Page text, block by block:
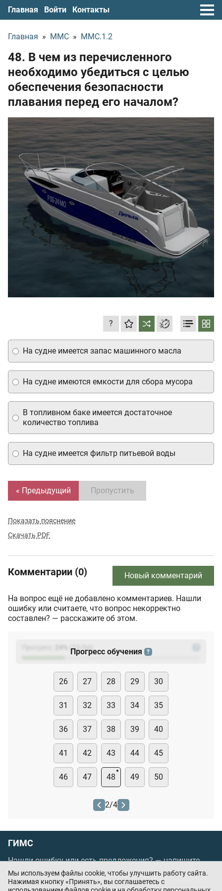
Главная Войти Контакты
Главная » ММС » ММС.1.2
48. В чем из перечисленного
необходимо убедиться с целью
обеспечения безопасности
плавания перед его началом?
?
В топливном баке имеется достаточное
количество топлива
На судне имеются емкости для сбора мусора
На судне имеется фильтр питьевой воды
На судне имеется запас машинного масла
« Предыдущий Пропустить
Показать пояснение
Скачать PDF
Комментарии (0) Новый комментарий
На вопрос ещё не добавлено комментариев. Нашли
ошибку или считаете, что вопрос некорректно
составлен? — расскажите об этом.
(23
Прогресс обучения ?
26 27 28 29 30
31 32 33 34 35
36 37 38 39 40
41 42 43 44 45
46 47 48 49 50
2/4
ГИМС
Нашли ошибку или есть предложения? —напишите
нам
Порядок проведения оплаты по банковским
Мы используем файлы cookie, чтобы улучшить работу сайта.
Нажимая кнопку «Принять», вы соглашаетесь с